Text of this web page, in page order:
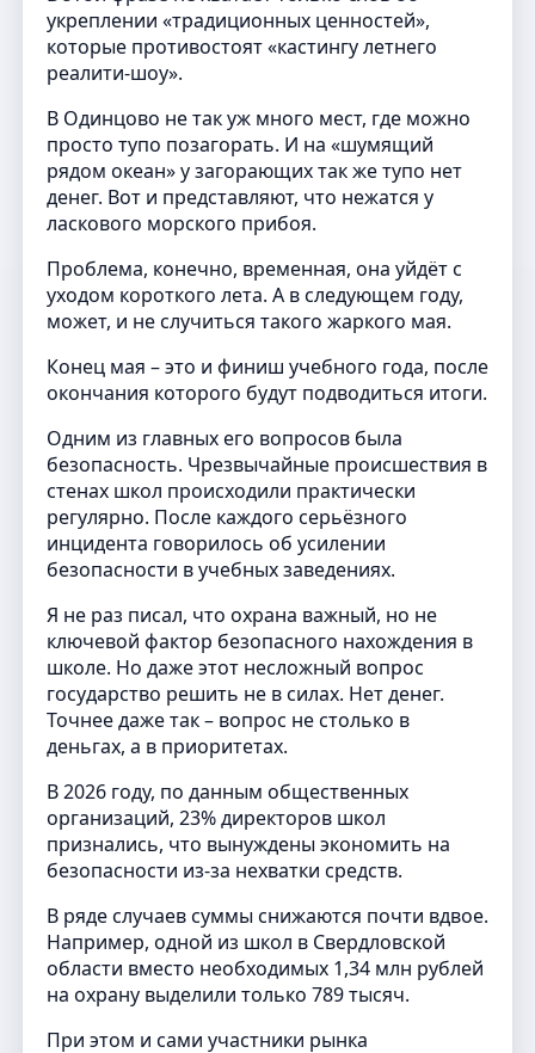
укреплении «традиционных ценностей»,
которые противостоят «кастингу летнего
реалити-шоу».
В Одинцово не так уж много мест, где можно
просто тупо позагорать. И на «шумящий
рядом океан» у загорающих так же тупо нет
денег. Вот и представляют, что нежатся у
ласкового морского прибоя.
Проблема, конечно, временная, она уйдёт с
уходом короткого лета. А в следующем году,
может, и не случиться такого жаркого мая.
Конец мая – это и финиш учебного года, после
окончания которого будут подводиться итоги.
Одним из главных его вопросов была
безопасность. Чрезвычайные происшествия в
стенах школ происходили практически
регулярно. После каждого серьёзного
инцидента говорилось об усилении
безопасности в учебных заведениях.
Я не раз писал, что охрана важный, но не
ключевой фактор безопасного нахождения в
школе. Но даже этот несложный вопрос
государство решить не в силах. Нет денег.
Точнее даже так – вопрос не столько в
деньгах, а в приоритетах.
В 2026 году, по данным общественных
организаций, 23% директоров школ
признались, что вынуждены экономить на
безопасности из-за нехватки средств.
В ряде случаев суммы снижаются почти вдвое.
Например, одной из школ в Свердловской
области вместо необходимых 1,34 млн рублей
на охрану выделили только 789 тысяч.
При этом и сами участники рынка